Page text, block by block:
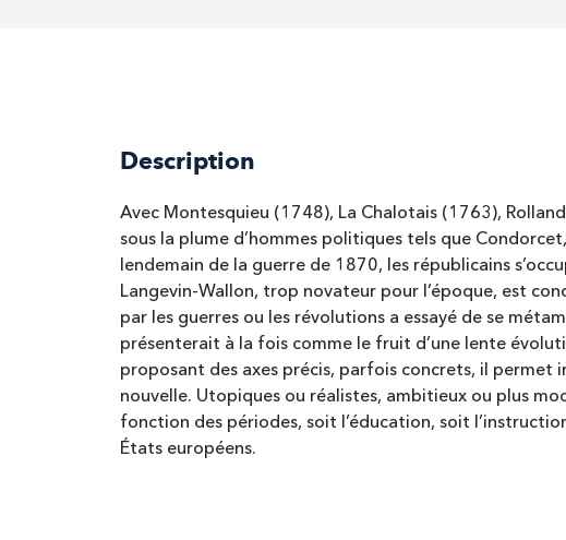
Description
Avec Montesquieu (1748), La Chalotais (1763),
sous la plume d’hommes politiques tels que
lendemain de la guerre de 1870, les républicains
Langevin-Wallon, trop novateur pour l’époque, est
par les guerres ou les révolutions a essayé de se
présenterait à la fois comme le fruit d’une lente
proposant des axes précis, parfois concrets, il permet
nouvelle. Utopiques ou réalistes, ambitieux ou plus
fonction des périodes, soit l’éducation, soit
États européens.